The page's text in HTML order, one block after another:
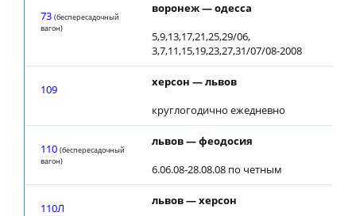
73 (беспересадочный
вагон)
воронеж — одесса
5,9,13,17,21,25,29/06,
3,7,11,15,19,23,27,31/07/08-2008
109
херсон — львов
круглогодично ежедневно
110 (беспересадочный
вагон)
львов — феодосия
6.06.08-28.08.08 по четным
110Л
львов — херсон